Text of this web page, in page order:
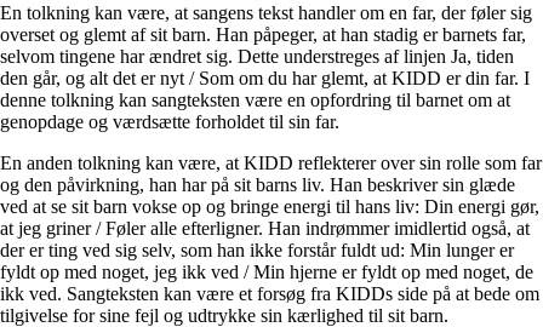
En tolkning kan være, at sangens tekst handler om en far, der føler sig
overset og glemt af sit barn. Han påpeger, at han stadig er barnets far,
selvom tingene har ændret sig. Dette understreges af linjen Ja, tiden
den går, og alt det er nyt / Som om du har glemt, at KIDD er din far. I
denne tolkning kan sangteksten være en opfordring til barnet om at
genopdage og værdsætte forholdet til sin far.
En anden tolkning kan være, at KIDD reflekterer over sin rolle som far
og den påvirkning, han har på sit barns liv. Han beskriver sin glæde
ved at se sit barn vokse op og bringe energi til hans liv: Din energi gør,
at jeg griner / Føler alle efterligner. Han indrømmer imidlertid også, at
der er ting ved sig selv, som han ikke forstår fuldt ud: Min lunger er
fyldt op med noget, jeg ikk ved / Min hjerne er fyldt op med noget, de
ikk ved. Sangteksten kan være et forsøg fra KIDDs side på at bede om
tilgivelse for sine fejl og udtrykke sin kærlighed til sit barn.